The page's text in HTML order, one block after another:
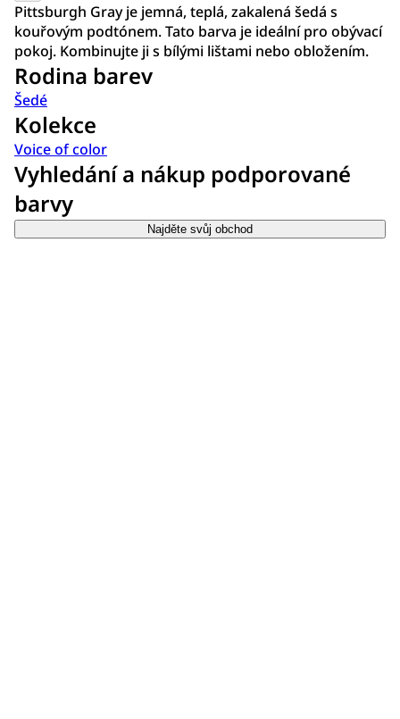
Pittsburgh Gray je jemná, teplá, zakalená šedá s
kouřovým podtónem. Tato barva je ideální pro obývací
pokoj. Kombinujte ji s bílými lištami nebo obložením.
Rodina barev
Šedé
Kolekce
Voice of color
Vyhledání a nákup podporované
barvy
Najděte svůj obchod